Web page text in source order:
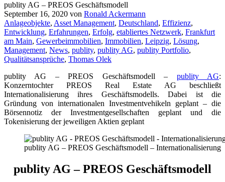
publity AG – PREOS Geschäftsmodell
September 16, 2020 von Ronald Ackermann
Anlageobjekte, Asset Management, Deutschland, Effizienz,
Entwicklung, Erfahrungen, Erfolg, etabliertes Netzwerk, Frankfurt
am Main, Gewerbeimmobilien, Immobilien, Leipzig, Lösung,
Management, News, publity, publity AG, publity Portfolio,
Qualitätsansprüche, Thomas Olek
publity AG – PREOS Geschäftsmodell – publity AG:
Konzerntochter PREOS Real Estate AG beschließt
Internationalisierung ihres Geschäftsmodells. Dabei ist die
Gründung von internationalen Investmentvehikeln geplant – die
Börsennotiz der Investmentgesellschaften geplant und die
Tokenisierung der jeweiligen Aktien geplant
publity AG – PREOS Geschäftsmodell – Internationalisierung
publity AG – PREOS Geschäftsmodell